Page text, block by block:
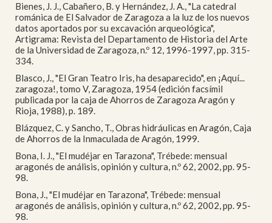
Bienes, J. J., Cabañero, B. y Hernández, J. A., "La catedral
románica de El Salvador de Zaragoza a la luz de los nuevos
datos aportados por su excavación arqueológica",
Artigrama: Revista del Departamento de Historia del Arte
de la Universidad de Zaragoza, n.º 12, 1996-1997, pp. 315-
334.
Blasco, J., "El Gran Teatro Iris, ha desaparecido", en ¡Aquí...
zaragoza!, tomo V, Zaragoza, 1954 (edición facsímil
publicada por la caja de Ahorros de Zaragoza Aragón y
Rioja, 1988), p. 189.
Blázquez, C. y Sancho, T., Obras hidráulicas en Aragón, Caja
de Ahorros de la Inmaculada de Aragón, 1999.
Bona, I. J., "El mudéjar en Tarazona", Trébede: mensual
aragonés de análisis, opinión y cultura, n.º 62, 2002, pp. 95-
98.
Bona, J., "El mudéjar en Tarazona", Trébede: mensual
aragonés de análisis, opinión y cultura, n.º 62, 2002, pp. 95-
98.